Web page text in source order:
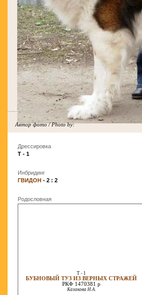
Автор фото / Photo by:
Дрессировка
T - 1
Инбридинг
ГВИДОН - 2 : 2
Родословная
T - 1
БУБНОВЫЙ ТУЗ ИЗ ВЕРНЫХ СТРАЖЕЙ
РКФ 1470381 р
Казакова Н.А.